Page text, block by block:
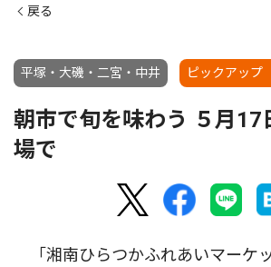
戻る
平塚・大磯・二宮・中井 ピックアップ
朝市で旬を味わう ５月17
場で
「湘南ひらつかふれあいマーケ